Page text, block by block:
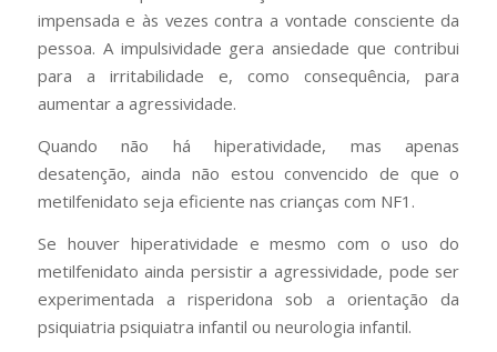
impensada e às vezes contra a vontade consciente da
pessoa. A impulsividade gera ansiedade que contribui
para a irritabilidade e, como consequência, para
aumentar a agressividade.
Quando não há hiperatividade, mas apenas
desatenção, ainda não estou convencido de que o
metilfenidato seja eficiente nas crianças com NF1.
Se houver hiperatividade e mesmo com o uso do
metilfenidato ainda persistir a agressividade, pode ser
experimentada a risperidona sob a orientação da
psiquiatria psiquiatra infantil ou neurologia infantil.